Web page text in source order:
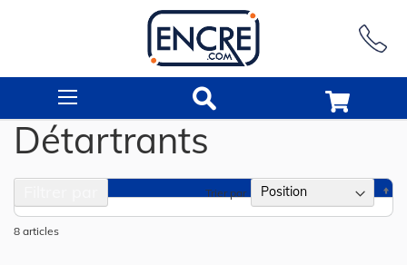
Détartrants
8 articles
Trier par